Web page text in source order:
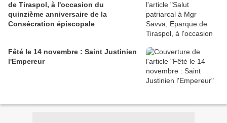
de Tiraspol, à l'occasion du
quinzième anniversaire de la
Consécration épiscopale
Fêté le 14 novembre : Saint Justinien
l'Empereur